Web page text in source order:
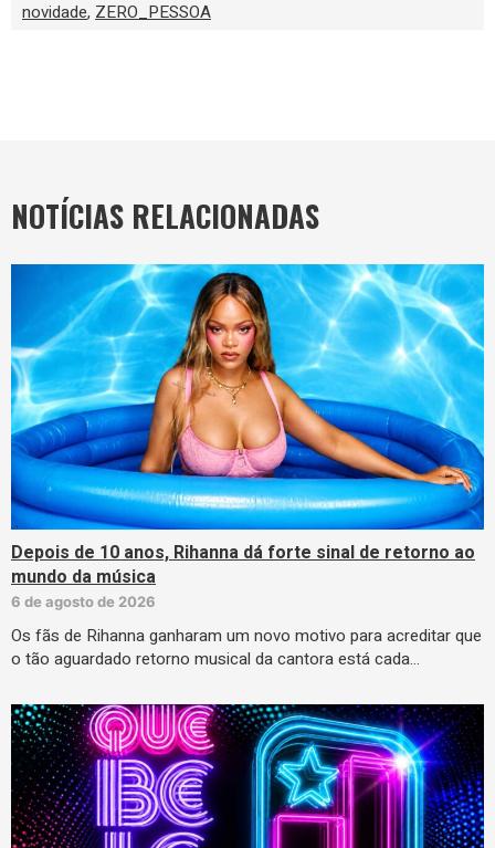
novidade, ZERO_PESSOA
NOTÍCIAS RELACIONADAS
Depois de 10 anos, Rihanna dá forte sinal de retorno ao
mundo da música
6 de agosto de 2026
Os fãs de Rihanna ganharam um novo motivo para acreditar que
o tão aguardado retorno musical da cantora está cada…